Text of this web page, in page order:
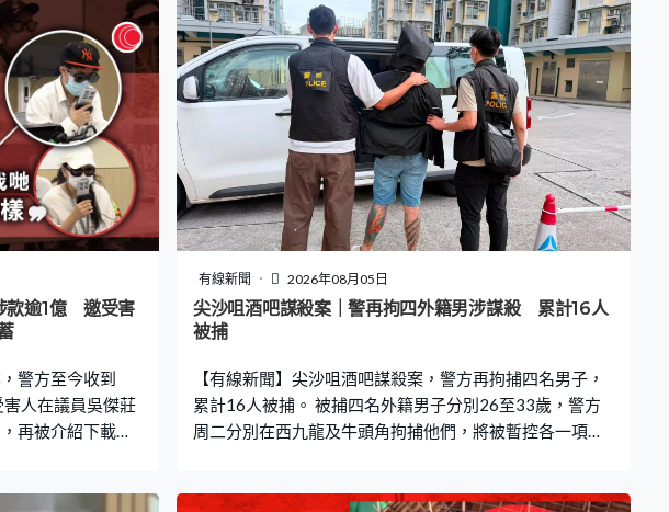
近四成，不過死
主要涉及商用車
察歐艾發：「主
的意外成因是因
口老化，年長司
機體檢要求的修
26人因此喪命。
要行為有三項，
車之間衝出馬
。」 警方下周起
規以及行人亂過
粵車南下」，警
低，會繼續加強
案。衞生防護中心數據顯示，截至上月底，今年夏季流感
共錄得5宗兒童流感嚴重個案。有專家稱，兒童感染H3病
毒病情容易惡化。兒童傳染病學會主席關日華：「我們發
覺免疫因子分泌得很嚴重，引致全身有很嚴重發炎反應令
不同器官發炎，血壓會降低，這個情況在新冠疫情時已見
過，叫多系統發炎綜合症，都是一些很急性、病人很快轉
差。」 有家庭醫生呼籲，家長要留意兒童病徵變化，及早
使用快測分辨是否感染流感。家庭醫生林永和：「可以多
做一兩次，隔一兩日再做，有時病毒量未必很高，未必會
有正確結果，但如果開始發高燒做快測，代表病毒量高，
就會檢測出來。如果第五至七日有無預期的惡化，家長要
留意，看了醫生有惡化情況，都可能要診斷會否出現重
症。」 對於當局擴展醫生疫苗採購先導計劃，採購量由10
應盡快安排未有病徵的兒童接種疫苗。 衞
款逾1億 邀受害
警方至今收到
人在議員吳傑莊
再被介紹下載應
有線新聞 2026年08月05日
尖沙咀酒吧謀殺案｜警再拘四外籍男涉謀殺 累計16人
被捕
【有線新聞】尖沙咀酒吧謀殺案，警方再拘捕四名男子，
累計16人被捕。 被捕四名外籍男子分別26至33歲，警方
周二分別在西九龍及牛頭角拘捕他們，將被暫控各一項謀